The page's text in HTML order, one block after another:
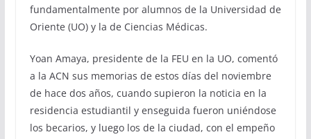
fundamentalmente por alumnos de la Universidad de
Oriente (UO) y la de Ciencias Médicas.
Yoan Amaya, presidente de la FEU en la UO, comentó
a la ACN sus memorias de estos días del noviembre
de hace dos años, cuando supieron la noticia en la
residencia estudiantil y enseguida fueron uniéndose
los becarios, y luego los de la ciudad, con el empeño